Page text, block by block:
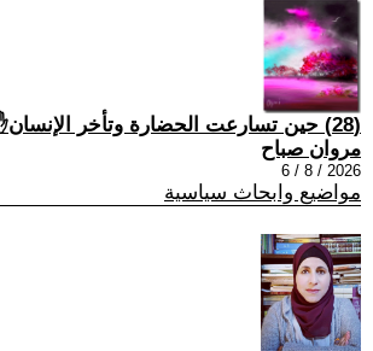
(28) حين تسارعت الحضارة وتأخر الإنسان✋…
مروان صباح
2026 / 8 / 6
مواضيع وابحاث سياسية